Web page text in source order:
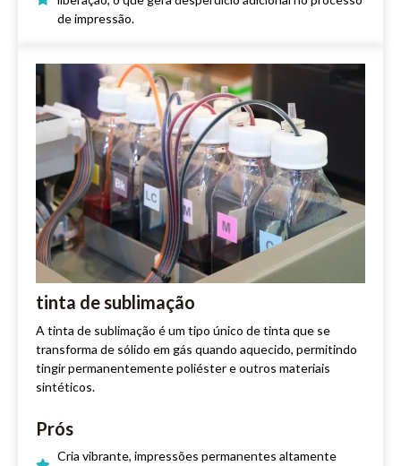
de impressão.
tinta de sublimação
A tinta de sublimação é um tipo único de tinta que se
transforma de sólido em gás quando aquecido, permitindo
tingir permanentemente poliéster e outros materiais
sintéticos.
Prós
Cria vibrante, impressões permanentes altamente